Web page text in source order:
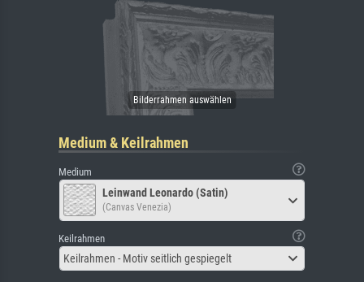
Medium & Keilrahmen
Medium
Leinwand Leonardo (Satin)
(Canvas Venezia)
Keilrahmen
Keilrahmen - Motiv seitlich gespiegelt